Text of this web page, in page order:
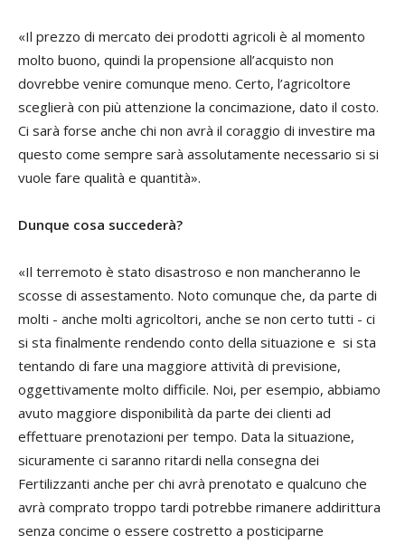
«Il prezzo di mercato dei prodotti agricoli è al momento
molto buono, quindi la propensione all’acquisto non
dovrebbe venire comunque meno. Certo, l’agricoltore
sceglierà con più attenzione la concimazione, dato il costo.
Ci sarà forse anche chi non avrà il coraggio di investire ma
questo come sempre sarà assolutamente necessario si si
vuole fare qualità e quantità».
Dunque cosa succederà?
«Il terremoto è stato disastroso e non mancheranno le
scosse di assestamento. Noto comunque che, da parte di
molti - anche molti agricoltori, anche se non certo tutti - ci
si sta finalmente rendendo conto della situazione e si sta
tentando di fare una maggiore attività di previsione,
oggettivamente molto difficile. Noi, per esempio, abbiamo
avuto maggiore disponibilità da parte dei clienti ad
effettuare prenotazioni per tempo. Data la situazione,
sicuramente ci saranno ritardi nella consegna dei
Fertilizzanti anche per chi avrà prenotato e qualcuno che
avrà comprato troppo tardi potrebbe rimanere addirittura
senza concime o essere costretto a posticiparne